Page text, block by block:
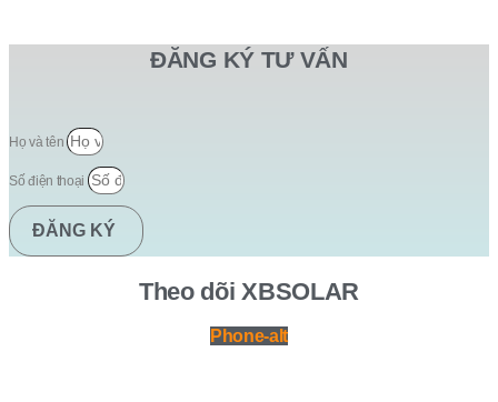
ĐĂNG KÝ TƯ VẤN
Họ và tên
Số điện thoại
ĐĂNG KÝ
Theo dõi XBSOLAR
Phone-alt